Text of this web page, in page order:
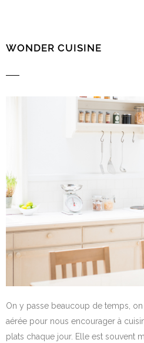
WONDER CUISINE
On y passe beaucoup de temps,
aérée pour nous encourager à
plats chaque jour. Elle est souvent